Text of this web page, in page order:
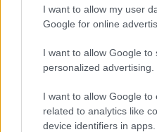
I want to allow my user
Google for online
I want to allow Google to
personalized advertising.
I want to allow Google to
related to analytics like
device identifiers in apps.